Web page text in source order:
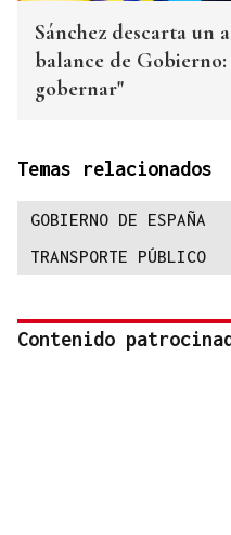
Sánchez descarta un
balance de
gobernar"
Temas relacionados
GOBIERNO DE ESPAÑA
TRANSPORTE PÚBLICO
Contenido